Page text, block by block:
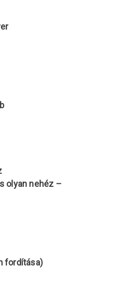
olyan nehéz –
fordítása)